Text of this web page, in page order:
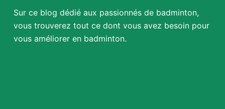
Sur ce blog dédié aux passionnés de badminton,
vous trouverez tout ce dont vous avez besoin pour
vous améliorer en badminton.